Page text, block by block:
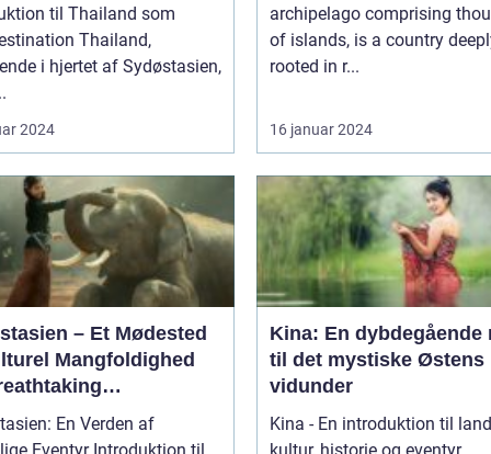
til Thailand som
Thailand,
i hjertet af Sydøstasien,
2024
archipelago comprising
of islands, is a country
rooted in r...
16 januar 2024
– Et Mødested
Mangfoldighed
En Verden af
Kina: En dybdegående
til det mystiske Østens
vidunder
Kina - En introduktion til